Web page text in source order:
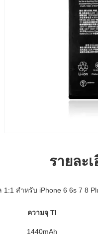
รายละ
สําหรับ iPhone 6 6s 7 8
ความจุ TI
1440mAh